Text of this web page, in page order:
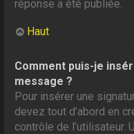
réponse a été publiée.
Haut
Comment puis-je
message ?
Pour insérer une
devez tout d’abord en
contrôle de l’utilisateur.